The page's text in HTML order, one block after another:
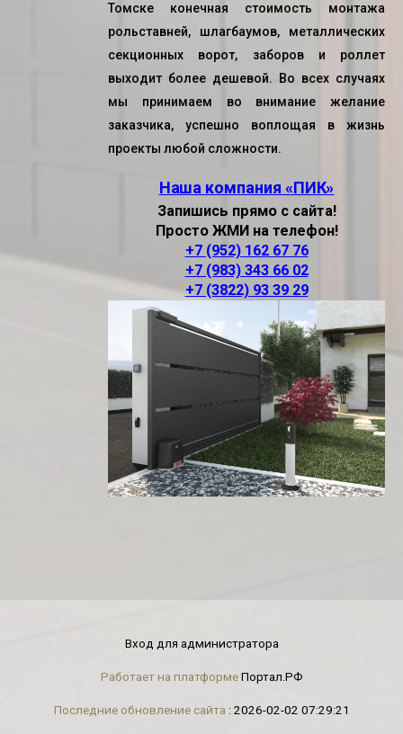
Томске конечная стоимость монтажа
рольставней, шлагбаумов, металлических
секционных ворот, заборов и роллет
выходит более дешевой. Во всех случаях
мы принимаем во внимание желание
заказчика, успешно воплощая в жизнь
проекты любой сложности.
Наша компания «ПИК»
Запишись прямо с сайта!
Просто ЖМИ на телефон!
+7 (952) 162 67 76
+7 (983) 343 66 02
+7 (3822) 93 39 29
Вход для администратора
Работает на платформеПортал.РФ
Последние обновление сайта : 2026-02-02 07:29:21